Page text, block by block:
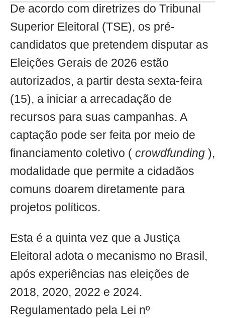
De acordo com diretrizes do Tribunal
Superior Eleitoral (TSE), os pré-
candidatos que pretendem disputar as
Eleições Gerais de 2026 estão
autorizados, a partir desta sexta-feira
(15), a iniciar a arrecadação de
recursos para suas campanhas. A
captação pode ser feita por meio de
financiamento coletivo ( crowdfunding ),
modalidade que permite a cidadãos
comuns doarem diretamente para
projetos políticos.
Esta é a quinta vez que a Justiça
Eleitoral adota o mecanismo no Brasil,
após experiências nas eleições de
2018, 2020, 2022 e 2024.
Regulamentado pela Lei nº